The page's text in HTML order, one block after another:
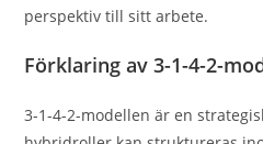
perspektiv till sitt arbete.
Förklaring av 3-1-4-2-
3-1-4-2-modellen är en